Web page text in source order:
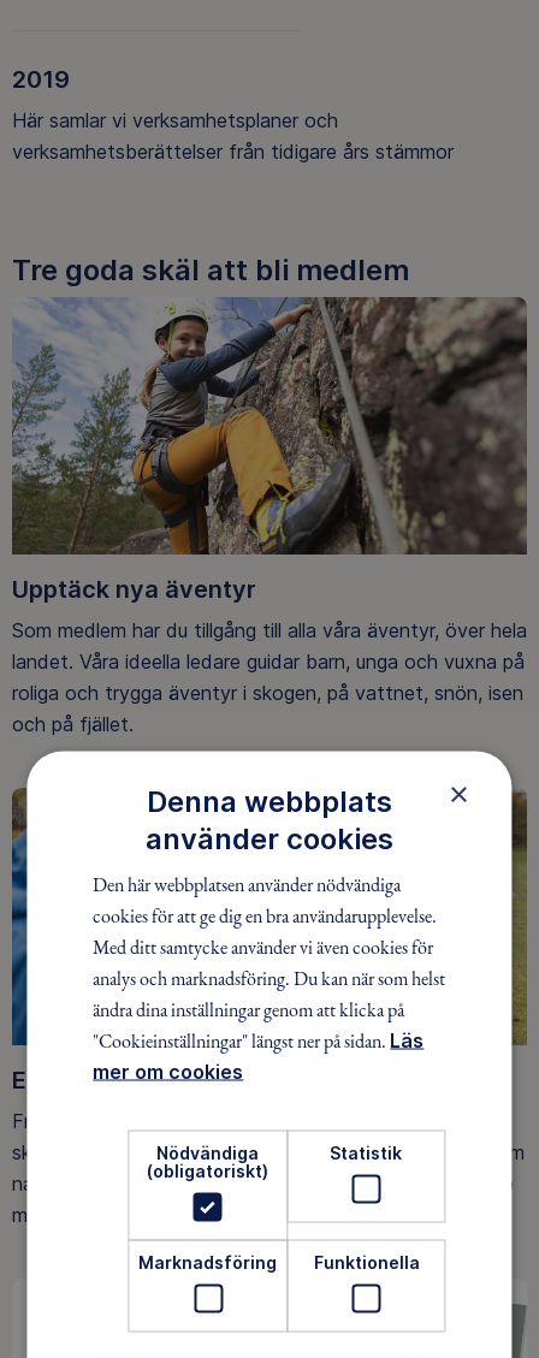
2019
Här samlar vi verksamhetsplaner och
verksamhetsberättelser från tidigare års stämmor
Tre goda skäl att bli medlem
Upptäck nya äventyr
Som medlem har du tillgång till alla våra äventyr, över hela
landet. Våra ideella ledare guidar barn, unga och vuxna på
roliga och trygga äventyr i skogen, på vattnet, snön, isen
och på fjället.
Ett friluftsliv för alla
Friluftsfrämjandet arbetar för att så många som möjligt
ska upptäcka den rörelseglädje och de hälsoeffekter som
naturen ger. Som medlem bidrar du också till vårt arbete
med att skydda allemansrätten.
×
Denna webbplats
använder cookies
Den här webbplatsen använder nödvändiga
cookies för att ge dig en bra användarupplevelse.
Med ditt samtycke använder vi även cookies för
analys och marknadsföring. Du kan när som helst
ändra dina inställningar genom att klicka på
"Cookieinställningar" längst ner på sidan. Läs
mer om cookies
Nödvändiga
(obligatoriskt)
Statistik
Marknadsföring Funktionella